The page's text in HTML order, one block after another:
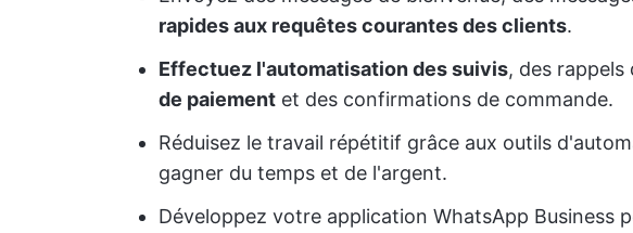
rapides aux requêtes courantes des clients.
Effectuez l'automatisation des suivis, des
de paiement et des confirmations de commande.
Réduisez le travail répétitif grâce aux outils
gagner du temps et de l'argent.
Développez votre application WhatsApp Business